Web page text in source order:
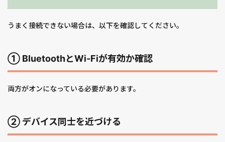
うまく接続できない場合は、以下を確認してください。
① BluetoothとWi-Fiが有効か確認
両方がオンになっている必要があります。
② デバイス同士を近づける